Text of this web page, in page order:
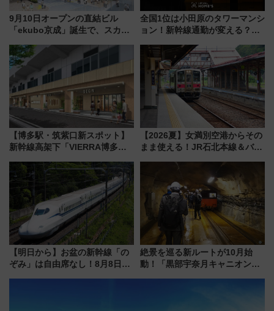
9月10日オープンの直結ビル
「ekubo京成」誕生で、スカイ
新鎌ヶ谷はどう変わる？ 全テナ
ント情報も公開！
全国1位は小田原のタワーマンシ
ョン！新幹線通勤が変える？
【新築マンション人気ランキン
【博多駅・筑紫口新スポット】
新幹線高架下「VIERRA博多テ
など注目の全6店舗 「博多活憩
通り」も一新
【2026夏】女満別空港からその
まま使える！JR石北本線＆バス
ーパス」でおトクに道東観光
（8/3発売）
【明日から】お盆の新幹線「の
ぞみ」は自由席なし！8月8日午
絶景を巡る新ルートが10月始
動！「黒部宇奈月キャニオンル